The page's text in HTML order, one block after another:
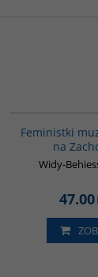
Feministki
na
Widy-
47.00